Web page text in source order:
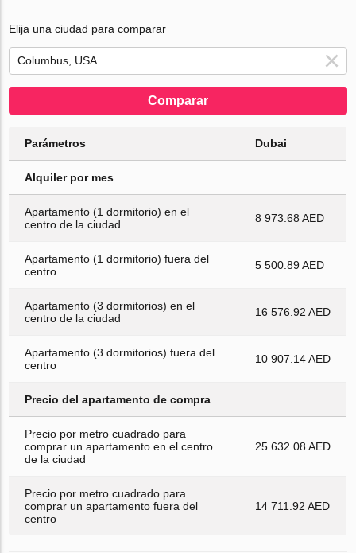
Elija una ciudad para comparar
Comparar
Parámetros Dubai
Alquiler por mes
Apartamento (1 dormitorio) en el
centro de la ciudad
8 973.68 AED
Apartamento (1 dormitorio) fuera del
centro
5 500.89 AED
Apartamento (3 dormitorios) en el
centro de la ciudad
16 576.92 AED
Apartamento (3 dormitorios) fuera del
centro
10 907.14 AED
Precio del apartamento de compra
Precio por metro cuadrado para
comprar un apartamento en el centro
de la ciudad
25 632.08 AED
Precio por metro cuadrado para
comprar un apartamento fuera del
centro
14 711.92 AED